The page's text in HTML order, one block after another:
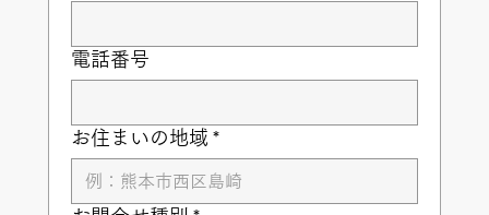
電話番号
お住まいの地域 *